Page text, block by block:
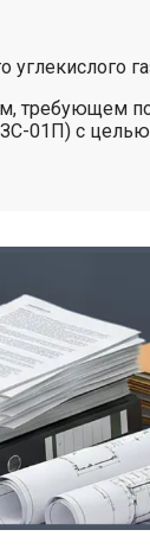
требующем
01П) с